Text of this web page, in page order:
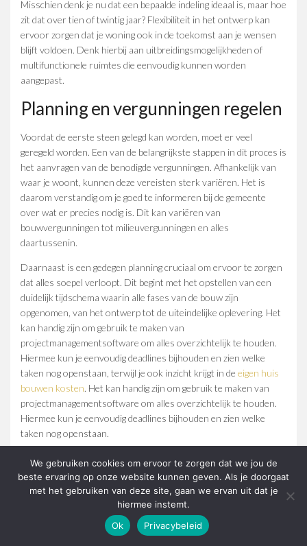
Misschien denk je nu dat een bepaalde indeling ideaal is, maar hoe
zit dat over tien of twintig jaar? Flexibiliteit in het ontwerp kan
ervoor zorgen dat je woning ook in de toekomst aan je wensen
blijft voldoen. Denk hierbij aan uitbreidingsmogelijkheden of
multifunctionele ruimtes die eenvoudig kunnen worden
aangepast.
Planning en vergunningen regelen
Voordat de eerste steen gelegd kan worden, moet er veel
geregeld worden. Een van de belangrijkste stappen in dit proces is
het aanvragen van de benodigde vergunningen. Afhankelijk van
waar je woont, kunnen deze vereisten sterk variëren. Het is
daarom verstandig om je goed te informeren bij de gemeente
over wat er precies nodig is. Dit kan variëren van
bouwvergunningen tot milieuvergunningen en alles
daartussenin.
Daarnaast is een gedegen planning cruciaal om ervoor te zorgen
dat alles soepel verloopt. Dit begint met het opstellen van een
duidelijk tijdschema waarin alle fases van de bouw zijn
opgenomen, van het ontwerp tot de uiteindelijke oplevering. Het
kan handig zijn om gebruik te maken van
projectmanagementsoftware om alles overzichtelijk te houden.
Hiermee kun je eenvoudig deadlines bijhouden en zien welke
taken nog openstaan, terwijl je ook inzicht krijgt in de eigen huis
bouwen kosten. Het kan handig zijn om gebruik te maken van
projectmanagementsoftware om alles overzichtelijk te houden.
Hiermee kun je eenvoudig deadlines bijhouden en zien welke
taken nog openstaan.
Een ander belangrijk aspect van de planning is het regelen van de
financiering. Eigen huis bouwen kosten kunnen sterk variëren,
afhankelijk van factoren zoals locatie, grootte en materiaalkeuze.
Zorg ervoor dat je een gedetailleerde begroting opstelt en houd
rekening met onvoorziene uitgaven. Het kan ook verstandig zijn
om in gesprek te gaan met verschillende banken of financiële
We gebruiken cookies om ervoor te zorgen dat we jou de
beste ervaring op onze website kunnen geven. Als je doorgaat
met het gebruiken van deze site, gaan we ervan uit dat je
hiermee instemt.
Ok
Privacybeleid